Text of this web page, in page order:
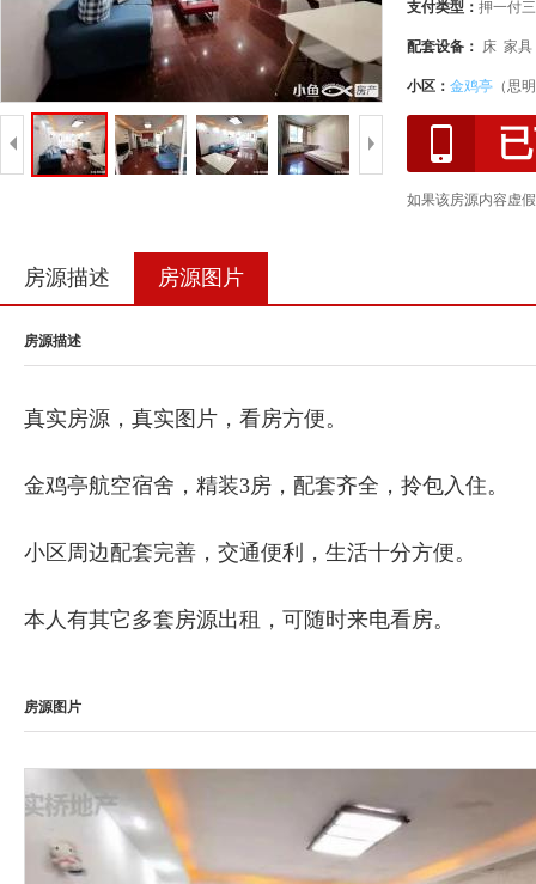
支付类型： 押一付三
配套设备： 床 家
小区： 金鸡亭 （思
如果该房源内容虚
房源描述 房源图片
房源描述
真实房源，真实图片，看房方便。
金鸡亭航空宿舍，精装3房，配套齐全，拎包入住。
小区周边配套完善，交通便利，生活十分方便。
本人有其它多套房源出租，可随时来电看房。
房源图片